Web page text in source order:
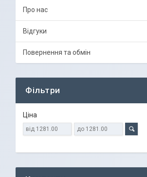
Про нас
Відгуки
Повернення та обмін
Фільтри
Ціна